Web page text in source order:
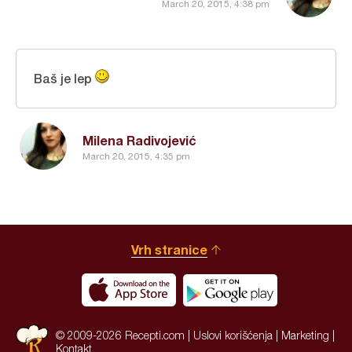
March 20, 2015, 4:38 pm
Milena Radivojević
March 20, 2015, 4:35 pm
Baš je lep
Vrh stranice
© 2009-2026 Recepti.com | Uslovi korišćenja Marketing
Kontakt